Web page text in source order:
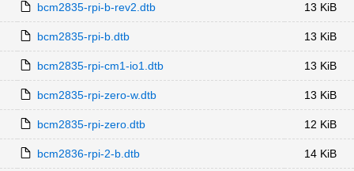
bcm2835-rpi-b-rev2.dtb 13 KiB
bcm2835-rpi-b.dtb 13 KiB
bcm2835-rpi-cm1-io1.dtb 13 KiB
bcm2835-rpi-zero-w.dtb 13 KiB
bcm2835-rpi-zero.dtb 12 KiB
bcm2836-rpi-2-b.dtb 14 KiB